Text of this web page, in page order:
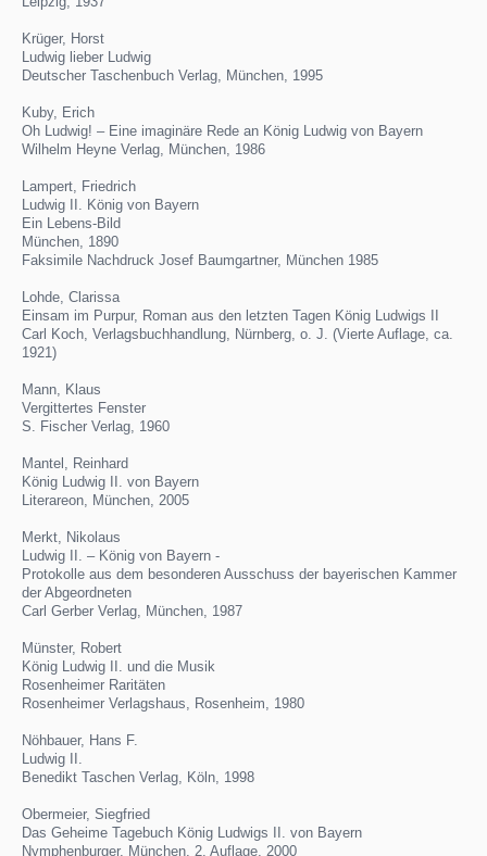
Krüger, Horst
Ludwig lieber Ludwig
Deutscher Taschenbuch Verlag, München, 1995
Kuby, Erich
Oh Ludwig! – Eine imaginäre Rede an König Ludwig von Bayern
Wilhelm Heyne Verlag, München, 1986
Lampert, Friedrich
Ludwig II. König von Bayern
Ein Lebens-Bild
München, 1890
Faksimile Nachdruck Josef Baumgartner, München 1985
Lohde, Clarissa
Einsam im Purpur, Roman aus den letzten Tagen König Ludwigs II
Carl Koch, Verlagsbuchhandlung, Nürnberg, o. J. (Vierte Auflage, ca.
1921)
Mann, Klaus
Vergittertes Fenster
S. Fischer Verlag, 1960
Mantel, Reinhard
König Ludwig II. von Bayern
Literareon, München, 2005
Merkt, Nikolaus
Ludwig II. – König von Bayern -
Protokolle aus dem besonderen Ausschuss der bayerischen Kammer
der Abgeordneten
Carl Gerber Verlag, München, 1987
Münster, Robert
König Ludwig II. und die Musik
Rosenheimer Raritäten
Rosenheimer Verlagshaus, Rosenheim, 1980
Nöhbauer, Hans F.
Ludwig II.
Benedikt Taschen Verlag, Köln, 1998
Obermeier, Siegfried
Das Geheime Tagebuch König Ludwigs II. von Bayern
Nymphenburger, München, 2. Auflage, 2000